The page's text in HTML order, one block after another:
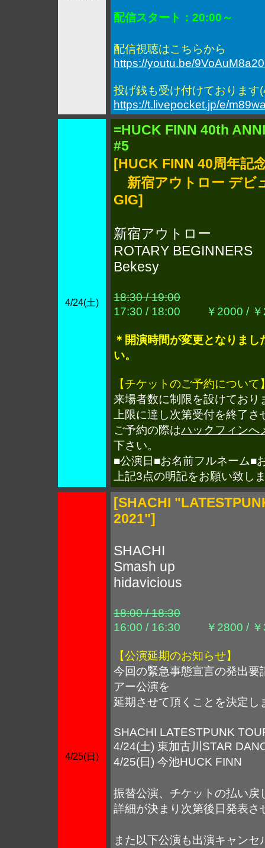
配信スタート：20:00～
配信視聴はこちらから
https://youtu.be/
投げ銭も受け付けております
https://t.livepocket.jp/e/
4/24(土)
=HUCK FINN 40th
#5
[HUCK FINN 40周年記
新宿アウトロー デビ
GIG]
新宿アウトロー
ROTARY BEGINNERS
Bekesy
18:30 / 19:00
17:30 / 18:00 ￥2000 /
＊開演時間が変更となりまし
い。
【チケットのご予約について
来場者数に制限を設けており
上限に達し次第受付を終了
ご予約の際はハックフィンへ
下さい。
■公演日■お名前フルネーム■
上記3点の明記をお願い致し
4/25(日)
[SHACHI
2021"]
SHACHI
Smash up
hidavicious
18:00 / 18:30
16:00 / 16:30 ￥2800 /
【公演延期のお知らせ】
今回の緊急事態宣言の発出要
アー公演を
延期させて頂くことを決定し
SHACHI LATESTPUNK
4/24(土) 東加古川STAR
4/25(日) 今池HUCK FINN
振替公演、チケットの払い戻
詳細が決まり次第後日発表さ
また以下公演も出演キャンセ